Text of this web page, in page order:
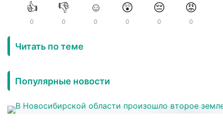
👍
0
👎
0
☺️
0
😲
0
😔
0
😡
0
Читать по теме
Популярные новости